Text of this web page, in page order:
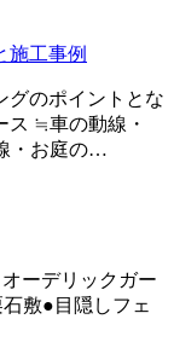
施工事例
グのポイントとな
ス ≒車の動線・
・お庭の…
ーデリックガー
敷●目隠しフェ